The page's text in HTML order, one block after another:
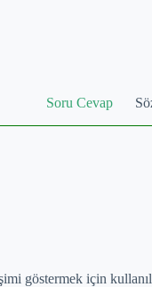
Soru Cevap
göstermek için